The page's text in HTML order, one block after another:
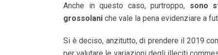
Anche in questo caso, purtroppo, sono
grossolani che vale la pena evidenziare a
Si è deciso, anzitutto, di prendere il 2019
per valutare le variazioni degli illeciti